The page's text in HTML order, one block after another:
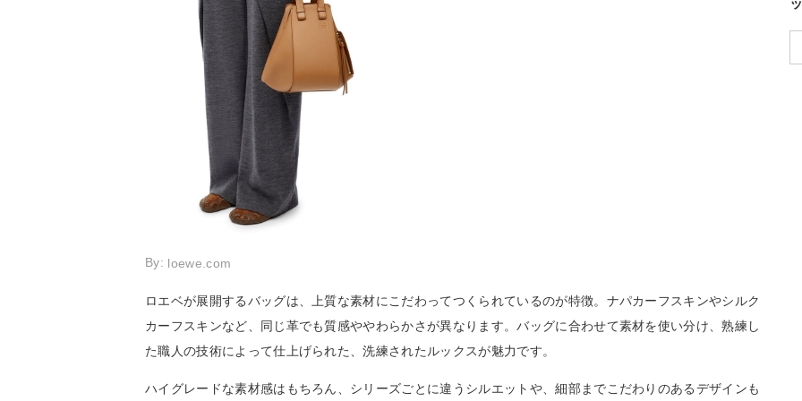
By: loewe.com
ロエベが展開するバッグは、上質な素材にこだわってつくられているのが特徴。ナパカーフスキンやシルク
カーフスキンなど、同じ革でも質感ややわらかさが異なります。バッグに合わせて素材を使い分け、熟練し
た職人の技術によって仕上げられた、洗練されたルックスが魅力です。
ハイグレードな素材感はもちろん、シリーズごとに違うシルエットや、細部までこだわりのあるデザインも